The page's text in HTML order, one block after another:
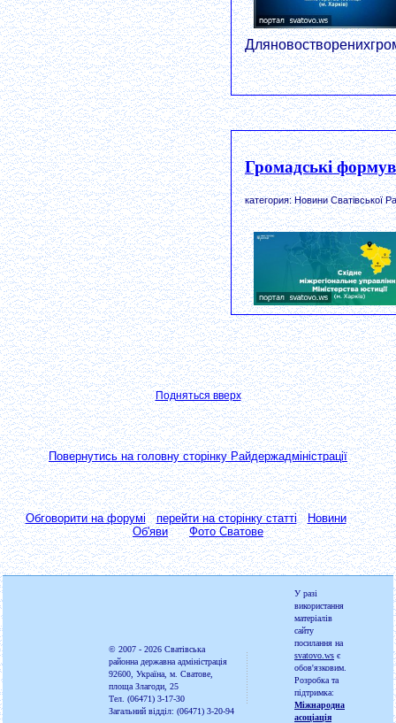
Громадські
категория: Новини Сватівської
Подняться вверх
Повернутись на головну сторінку Райдержадміністрації
Обговорити на форумі перейти на сторінку статті
Новини
Об'яви
Фото Сватове
© 2007 - 2026 Сватівська
районна державна адміністрація
92600, Україна, м. Сватове,
площа Злагоди, 25
Тел. (06471) 3-17-30
Загальний відділ: (06471) 3-20-94
У разі
використання
матеріалів
сайту
посилання на
svatovo.ws є
обов'язковим.
Розробка та
підтримка:
Міжнародна
асоціація